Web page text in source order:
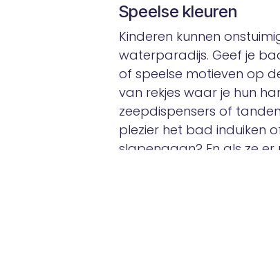
Speelse kleuren
Kinderen kunnen
waterparadijs. Geef je
of speelse motieven op
van rekjes waar je hun
zeepdispensers of
plezier het bad induiken
slapengaan? En als ze